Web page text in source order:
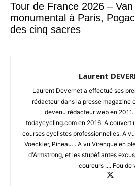
Tour de France 2026 – Van
monumental à Paris,
des cinq sacres
Laurent
Laurent Devernet a effectué ses
rédacteur dans la presse magazine
devenu rédacteur web en
todaycycling.com en 2016. A couvert
courses cyclistes professionnelles. A
Voeckler, Pineau... A vu Virenque en
d'Armstrong, et les stupéfiantes
coureurs .... Fou de